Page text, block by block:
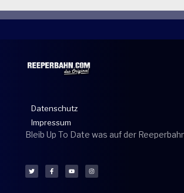
Datenschutz
Impressum
Bleib Up To Date was auf der